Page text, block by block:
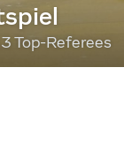
Top-Referees